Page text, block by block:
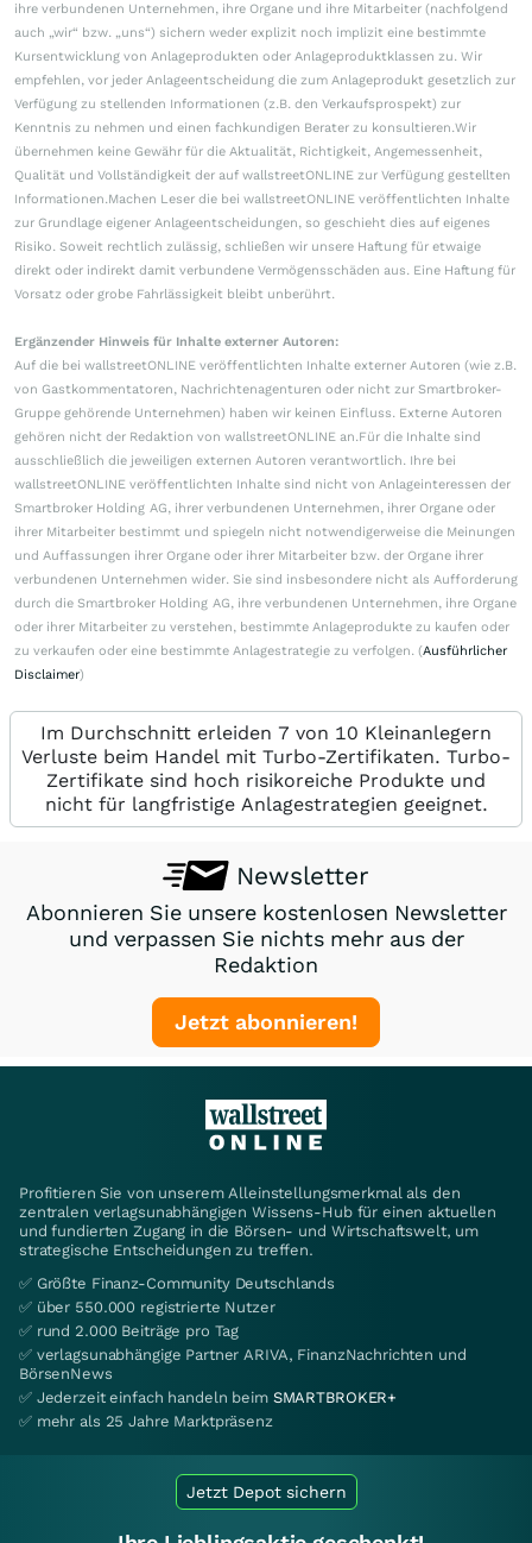
ihre verbundenen Unternehmen, ihre Organe und ihre Mitarbeiter (nachfolgend
auch „wir“ bzw. „uns“) sichern weder explizit noch implizit eine bestimmte
Kursentwicklung von Anlageprodukten oder Anlageproduktklassen zu. Wir
empfehlen, vor jeder Anlageentscheidung die zum Anlageprodukt gesetzlich zur
Verfügung zu stellenden Informationen (z.B. den Verkaufsprospekt) zur
Kenntnis zu nehmen und einen fachkundigen Berater zu konsultieren.Wir
übernehmen keine Gewähr für die Aktualität, Richtigkeit, Angemessenheit,
Qualität und Vollständigkeit der auf wallstreetONLINE zur Verfügung gestellten
Informationen.Machen Leser die bei wallstreetONLINE veröffentlichten Inhalte
zur Grundlage eigener Anlageentscheidungen, so geschieht dies auf eigenes
Risiko. Soweit rechtlich zulässig, schließen wir unsere Haftung für etwaige
direkt oder indirekt damit verbundene Vermögensschäden aus. Eine Haftung für
Vorsatz oder grobe Fahrlässigkeit bleibt unberührt.
Ergänzender Hinweis für Inhalte externer Autoren:
Auf die bei wallstreetONLINE veröffentlichten Inhalte externer Autoren (wie z.B.
von Gastkommentatoren, Nachrichtenagenturen oder nicht zur Smartbroker-
Gruppe gehörende Unternehmen) haben wir keinen Einfluss. Externe Autoren
gehören nicht der Redaktion von wallstreetONLINE an.Für die Inhalte sind
ausschließlich die jeweiligen externen Autoren verantwortlich. Ihre bei
wallstreetONLINE veröffentlichten Inhalte sind nicht von Anlageinteressen der
Smartbroker Holding AG, ihrer verbundenen Unternehmen, ihrer Organe oder
ihrer Mitarbeiter bestimmt und spiegeln nicht notwendigerweise die Meinungen
und Auffassungen ihrer Organe oder ihrer Mitarbeiter bzw. der Organe ihrer
verbundenen Unternehmen wider. Sie sind insbesondere nicht als Aufforderung
durch die Smartbroker Holding AG, ihre verbundenen Unternehmen, ihre Organe
oder ihrer Mitarbeiter zu verstehen, bestimmte Anlageprodukte zu kaufen oder
zu verkaufen oder eine bestimmte Anlagestrategie zu verfolgen. (Ausführlicher
Disclaimer)
Im Durchschnitt erleiden 7 von 10 Kleinanlegern
Verluste beim Handel mit Turbo-Zertifikaten. Turbo-
Zertifikate sind hoch risikoreiche Produkte und
nicht für langfristige Anlagestrategien geeignet.
Newsletter
Abonnieren Sie unsere kostenlosen Newsletter
und verpassen Sie nichts mehr aus der
Redaktion
Jetzt abonnieren!
Profitieren Sie von unserem Alleinstellungsmerkmal als den
zentralen verlagsunabhängigen Wissens-Hub für einen aktuellen
und fundierten Zugang in die Börsen- und Wirtschaftswelt, um
strategische Entscheidungen zu treffen.
✅ Größte Finanz-Community Deutschlands
✅ über 550.000 registrierte Nutzer
✅ rund 2.000 Beiträge pro Tag
✅ verlagsunabhängige Partner ARIVA, FinanzNachrichten und
BörsenNews
✅ Jederzeit einfach handeln beim SMARTBROKER+
✅ mehr als 25 Jahre Marktpräsenz
Jetzt Depot sichern